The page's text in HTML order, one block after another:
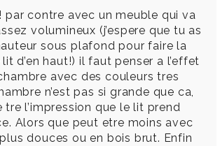
par contre avec un meuble qui va
volumineux (j’espere que tu as
sous plafond pour faire la
d’en haut!) il faut penser a l’effet
avec des couleurs tres
n’est pas si grande que ca,
tre l’impression que le lit prend
Alors que peut etre moins avec
douces ou en bois brut. Enfin